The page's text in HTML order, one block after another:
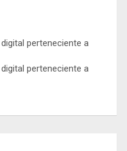
perteneciente a
perteneciente a